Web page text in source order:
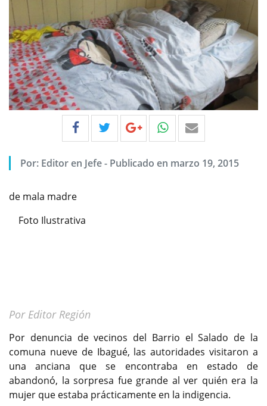
Por: Editor en Jefe- Publicado en marzo 19, 2015
de mala madre
Foto Ilustrativa
Por Editor Región
Por denuncia de vecinos del Barrio el Salado de la
comuna nueve de Ibagué, las autoridades visitaron a
una anciana que se encontraba en estado de
abandonó, la sorpresa fue grande al ver quién era la
mujer que estaba prácticamente en la indigencia.